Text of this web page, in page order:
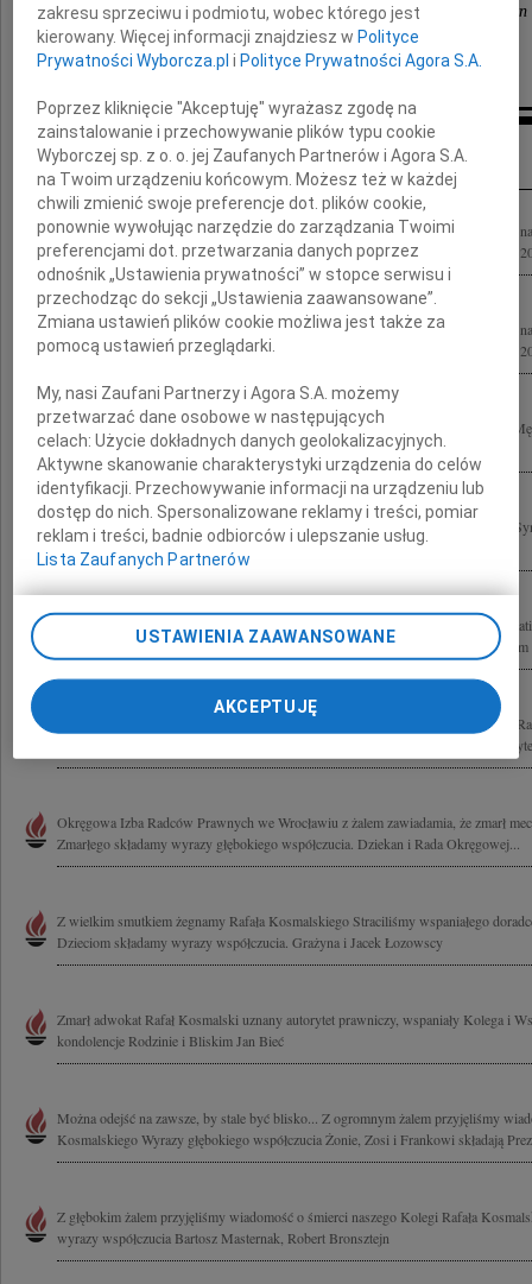
Wojciech Kamiński Beata Baranowska-Seweryn
we Wrocławiu
Inne kondolencje
Z głębokim smutkiem zawiadamiamy, że w dniu 14 grudnia 2009 roku odszedł od
Kosmalski Msza święta w intencji Zmarłego zostanie odprawiona dnia 22 grudnia
Z głębokim smutkiem zawiadamiamy, że w dniu 14 grudnia 2009 roku odszedł od
Kosmalski Msza święta w intencji Zmarłego zostanie odprawiona dnia 22 grudnia
Kasi Wawrzaszek-Kosmalskiej serdeczne wyrazy współczucia z powodu śmierci
koledzy z aplikacji radcowskiej lat 1995-1998
Wyrazy głębokiego współczucia mec. Lechowi Kosmalskiemu z powodu śmierci
koledzy z Zarządu Inwestycji Akademii Medycznej
Dnia 14 grudnia 2009 roku odszedł od nas Rafał Kosmalski członek Rotary
szczerego współczucia składają Zarząd i członkowie Rotary Club Wrocław-Centrum
Z głębokim smutkiem i żalem zawiadamiamy, że 14 grudnia 2009 roku zmarł mgr
Katedry Prawa Finansowego Wydziału Prawa, Administracji i Ekonomii
Okręgowa Izba Radców Prawnych we Wrocławiu z żalem zawiadamia, że zmarł
Zmarłego składamy wyrazy głębokiego współczucia. Dziekan i Rada Okręgowej...
Z wielkim smutkiem żegnamy Rafała Kosmalskiego Straciliśmy wspaniałego
Dzieciom składamy wyrazy współczucia. Grażyna i Jacek Łozowscy
Zmarł adwokat Rafał Kosmalski uznany autorytet prawniczy, wspaniały Kolega i
kondolencje Rodzinie i Bliskim Jan Bieć
Można odejść na zawsze, by stale być blisko... Z ogromnym żalem przyjęliśmy
Kosmalskiego Wyrazy głębokiego współczucia Żonie, Zosi i Frankowi składają
Z głębokim żalem przyjęliśmy wiadomość o śmierci naszego Kolegi Rafała
wyrazy współczucia Bartosz Masternak, Robert Bronsztejn
zakresu sprzeciwu i podmiotu, wobec którego jest
kierowany. Więcej informacji znajdziesz wPolityce
Prywatności Wyborcza.pl iPolityce Prywatności Agora S.A.
Poprzez kliknięcie "Akceptuję" wyrażasz zgodę na
zainstalowanie i przechowywanie plików typu cookie
Wyborczej sp. z o. o. jej Zaufanych Partnerów i Agora S.A.
na Twoim urządzeniu końcowym. Możesz też w każdej
chwili zmienić swoje preferencje dot. plików cookie,
ponownie wywołując narzędzie do zarządzania Twoimi
preferencjami dot. przetwarzania danych poprzez
odnośnik „Ustawienia prywatności” w stopce serwisu i
przechodząc do sekcji „Ustawienia zaawansowane”.
Zmiana ustawień plików cookie możliwa jest także za
pomocą ustawień przeglądarki.
My, nasi Zaufani Partnerzy i Agora S.A. możemy
przetwarzać dane osobowe w następujących
celach:Użycie dokładnych danych geolokalizacyjnych.
Aktywne skanowanie charakterystyki urządzenia do celów
identyfikacji. Przechowywanie informacji na urządzeniu lub
dostęp do nich. Spersonalizowane reklamy i treści, pomiar
reklam i treści, badnie odbiorców i ulepszanie usług.
Lista Zaufanych Partnerów
USTAWIENIA ZAAWANSOWANE
AKCEPTUJĘ